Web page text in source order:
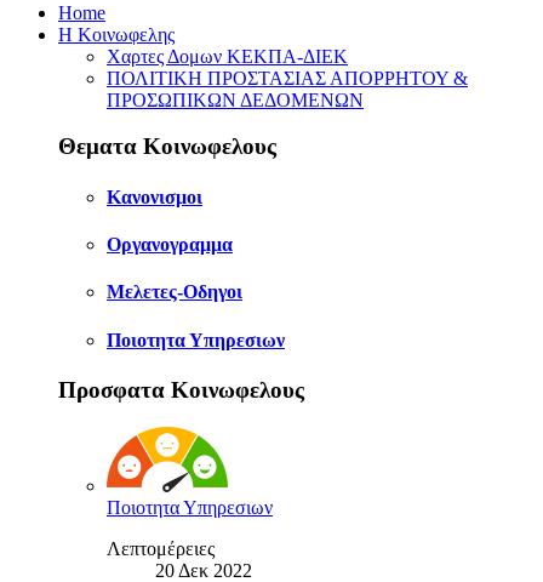
Home
Η Κοινωφελης
Χαρτες Δομων ΚΕΚΠΑ-ΔΙΕΚ
ΠΟΛΙΤΙΚΗ ΠΡΟΣΤΑΣΙΑΣ ΑΠΟΡΡΗΤΟΥ &
ΠΡΟΣΩΠΙΚΩΝ ΔΕΔΟΜΕΝΩΝ
Θεματα Κοινωφελους
Κανονισμοι
Οργανογραμμα
Μελετες-Οδηγοι
Ποιοτητα Υπηρεσιων
Προσφατα Κοινωφελους
Ποιοτητα Υπηρεσιων
Λεπτομέρειες
20 Δεκ 2022